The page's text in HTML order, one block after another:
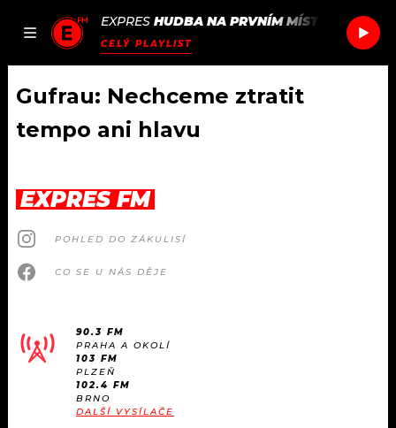
JAK
SEZNAM.CZ
EXPRES HUDBA NA PRVNÍM MÍSTĚ SOIL
CELÝ PLAYLIST
ČLÁNKY
AKTUÁLNĚ
HUDBA
#NEBUDUDOMA
KALENDÁŘ
PODCASTY
JAK NALADIT
RÁDIO
APLIKACE
PROGRAM
SOUTĚŽE
Gufrau: Nechceme ztratit
tempo ani hlavu
EXPRES FM
POHLED DO ZÁKULISÍ
CO SE U NÁS DĚJE
90.3 FM
PRAHA A OKOLÍ
103 FM
PLZEŇ
102.4 FM
BRNO
DALŠÍ VYSÍLAČE